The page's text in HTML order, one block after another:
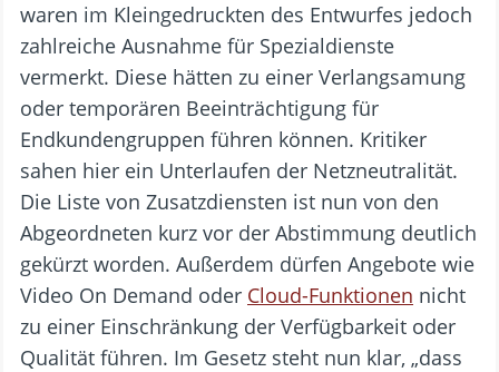
waren im Kleingedruckten des Entwurfes jedoch
zahlreiche Ausnahme für Spezialdienste
vermerkt. Diese hätten zu einer Verlangsamung
oder temporären Beeinträchtigung für
Endkundengruppen führen können. Kritiker
sahen hier ein Unterlaufen der Netzneutralität.
Die Liste von Zusatzdiensten ist nun von den
Abgeordneten kurz vor der Abstimmung deutlich
gekürzt worden. Außerdem dürfen Angebote wie
Video On Demand oder Cloud-Funktionen nicht
zu einer Einschränkung der Verfügbarkeit oder
Qualität führen. Im Gesetz steht nun klar, „dass